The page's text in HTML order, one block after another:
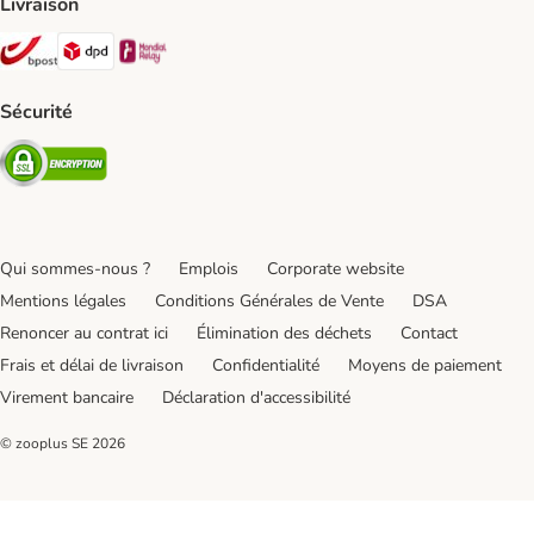
Bpost Shipping Method
DPD Shipping Method
Sécurité
Security
Qui sommes-nous ? Emplois
Corporate website
Mentions légales
Conditions Générales de Vente
DSA
Renoncer au contrat ici
Élimination des déchets
Contact
Frais et délai de livraison
Confidentialité
Moyens de paiement
Virement bancaire
Déclaration d'accessibilité
© zooplus SE 2026